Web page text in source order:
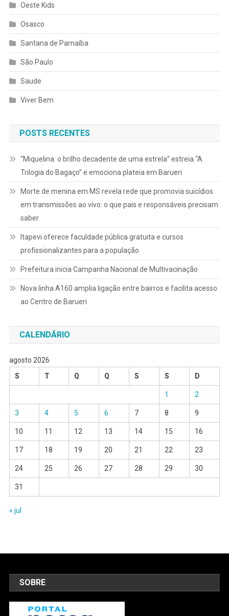
Oeste Kids
Osasco
Santana de Parnaíba
São Paulo
Saude
Viver Bem
POSTS RECENTES
“Miquelina: o brilho decadente de uma estrela” estreia “A
Trilogia do Bagaço” e emociona plateia em Barueri
Morte de menina em MS revela rede que promovia suicídios
em transmissões ao vivo: o que pais e responsáveis precisam
saber
Itapevi oferece faculdade pública gratuita e cursos
profissionalizantes para a população
Prefeitura inicia Campanha Nacional de Multivacinação
Nova linha A160 amplia ligação entre bairros e facilita acesso
ao Centro de Barueri
CALENDÁRIO
agosto 2026
S
T Q Q S S D
1 2
3 4 5 6 7 8 9
10 11 12 13 14 15 16
17 18 19 20 21 22 23
24 25 26 27 28 29 30
31
« jul
SOBRE